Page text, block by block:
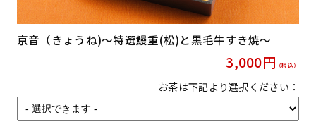
京音（きょうね)〜特選鰻重(松)と黒毛牛すき焼〜
3,000円 （税込）
お茶は下記より選択ください：